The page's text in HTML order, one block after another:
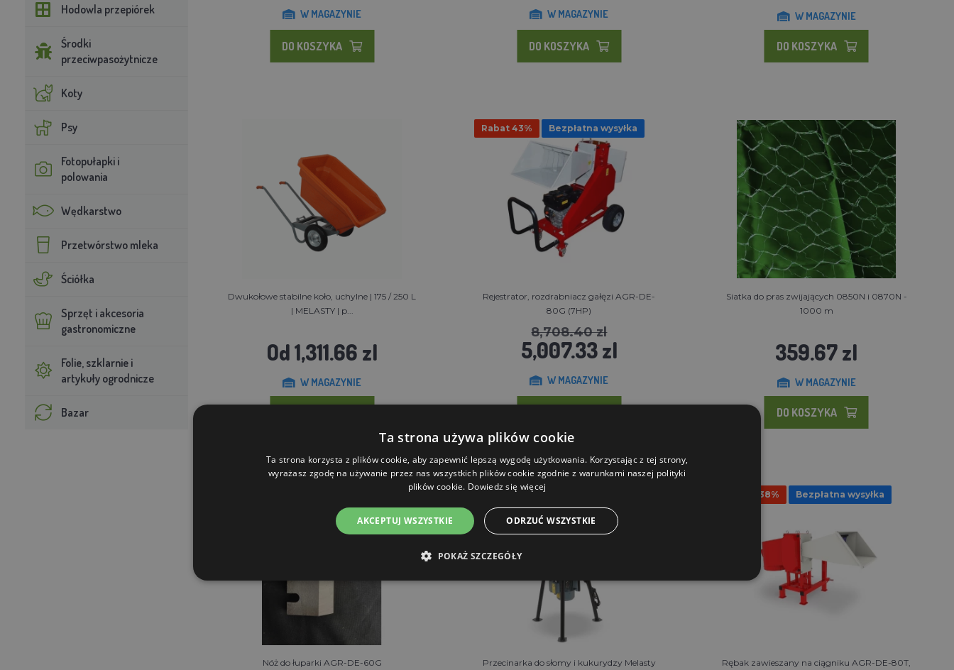
Hodowla przepiórek
Środki
przeciwpasożytnicze
Koty
Psy
Fotopułapki i
polowania
Wędkarstwo
Przetwórstwo mleka
Ściółka
Sprzęt i akcesoria
gastronomiczne
Folie, szklarnie i
artykuły ogrodnicze
Bazar
W MAGAZYNIE
DO KOSZYKA
W MAGAZYNIE
DO KOSZYKA
W MAGAZYNIE
DO KOSZYKA
Dwukołowe stabilne koło, uchylne | 175 / 250 L
| MELASTY | p...
Od 1,311.66 zl
W MAGAZYNIE
Rabat 43% Bezpłatna wysyłka
Rejestrator, rozdrabniacz gałęzi AGR-DE-
80G (7HP)
8,708.40 zl
5,007.33 zl
W MAGAZYNIE
Siatka do pras zwijających 0850N i 0870N -
1000 m
359.67 zl
W MAGAZYNIE
DO KOSZYKA
Nóż do łuparki AGR-DE-60G
Rabat 10%
Przecinarka do słomy i kukurydzy Melasty
Rabat 38% Bezpłatna wysyłka
Rębak zawieszany na ciągniku AGR-DE-80T,
Ta strona używa plików cookie
Ta strona korzysta z plików cookie, aby zapewnić lepszą wygodę użytkowania. Korzystając z tej strony,
wyrażasz zgodę na używanie przez nas wszystkich plików cookie zgodnie z warunkami naszej polityki
plików cookie. Dowiedz się więcej
AKCEPTUJ WSZYSTKIE ODRZUĆ WSZYSTKIE
POKAŻ SZCZEGÓŁY